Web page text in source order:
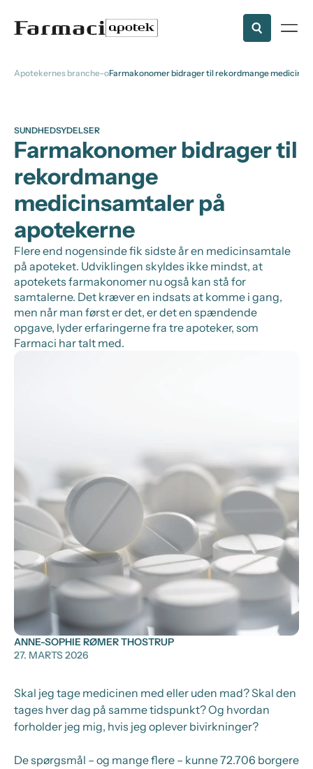
Apotekernes branche-organisationFarmakonomer bidrager til rekordmange
SUNDHEDSYDELSER
Farmakonomer bidrager til
rekordmange
medicinsamtaler på
apotekerne
Flere end nogensinde fik sidste år en medicinsamtale
på apoteket. Udviklingen skyldes ikke mindst, at
apotekets farmakonomer nu også kan stå for
samtalerne. Det kræver en indsats at komme i gang,
men når man først er det, er det en spændende
opgave, lyder erfaringerne fra tre apoteker, som
Farmaci har talt med.
ANNE-SOPHIE RØMER THOSTRUP
27. MARTS 2026
Skal jeg tage medicinen med eller uden mad? Skal den
tages hver dag på samme tidspunkt? Og hvordan
forholder jeg mig, hvis jeg oplever bivirkninger?
De spørgsmål – og mange flere – kunne 72.706 borgere